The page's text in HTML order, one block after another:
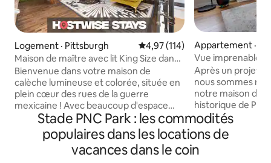
Logement · Pittsburgh Note moyenne de 4,97 sur 5,
4,97 (114)
Maison de maître avec lit King Size dans
le quartier de Mexican War Streets
Bienvenue dans votre maison de
calèche lumineuse et colorée, située en
plein cœur des rues de la guerre
mexicaine ! Avec beaucoup d'espace
pour un couple ou un voyageur solo, elle
offre tout ce dont vous avez besoin pour
un court ou long séjour. Dotée d'un joli lit
King Size, d'une cuisine bien
Appartement ·
Vue imprenable !
gratuit !
Après un projet
nous sommes
notre maison
historique de
attend, c'est un
ville entouré par
vue imprenable sur la ville.
allez adorer : - Rénovation totale et
Stade PNC Park : les commodités
populaires dans les locations de
vacances dans le coin